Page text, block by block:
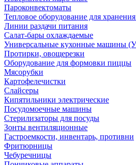
Пароконвектоматы
Тепловое оборудование для
Линии раздачи питания
Салат-бары охлаждаемые
Универсальные кухонные машины
Протирки, овощерезки
Оборудование для формовки пиццы
Мясорубки
Картофелечистки
Слайсеры
Кипятильники электрические
Посудомоечные машины
Стерилизаторы для посуды
Зонты вентиляционные
Гастроемкости, инвентарь, противни
Фритюрницы
Чебуречницы